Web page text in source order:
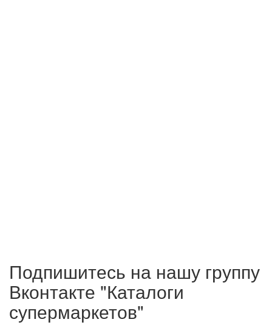
Подпишитесь на нашу группу
Вконтакте "Каталоги
супермаркетов"